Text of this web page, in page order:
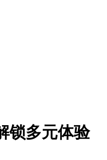
锁多元体验